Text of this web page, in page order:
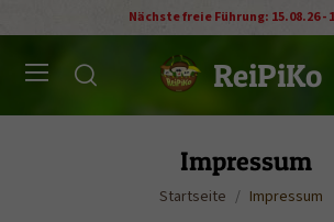
Nächste freie Führung: 15.08.26 -
ReiPiKo
Impressum
Startseite Impressum